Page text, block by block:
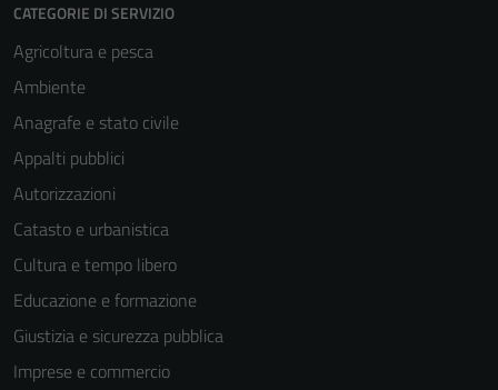
CATEGORIE DI SERVIZIO
Agricoltura e pesca
Ambiente
Anagrafe e stato civile
Appalti pubblici
Autorizzazioni
Catasto e urbanistica
Cultura e tempo libero
Educazione e formazione
Giustizia e sicurezza pubblica
Imprese e commercio